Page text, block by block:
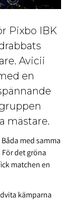
Pixbo IBK
Avicii
en
mästare.
med samma
det gröna
matchen en
kämparna